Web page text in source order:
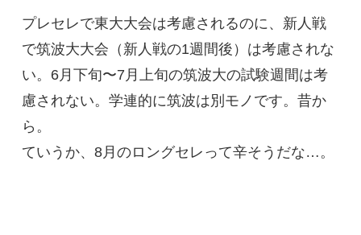
プレセレで東大大会は考慮されるのに、新人戦
で筑波大大会（新人戦の1週間後）は考慮されな
い。6月下旬〜7月上旬の筑波大の試験週間は考
慮されない。学連的に筑波は別モノです。昔か
ら。
ていうか、8月のロングセレって辛そうだな…。